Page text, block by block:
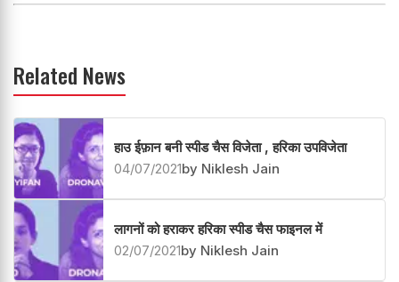
Related News
हाउ ईफ़ान बनी स्पीड चैस विजेता , हरिका उपविजेता
04/07/2021by Niklesh Jain
लागनों को हराकर हरिका स्पीड चैस फाइनल में
02/07/2021by Niklesh Jain